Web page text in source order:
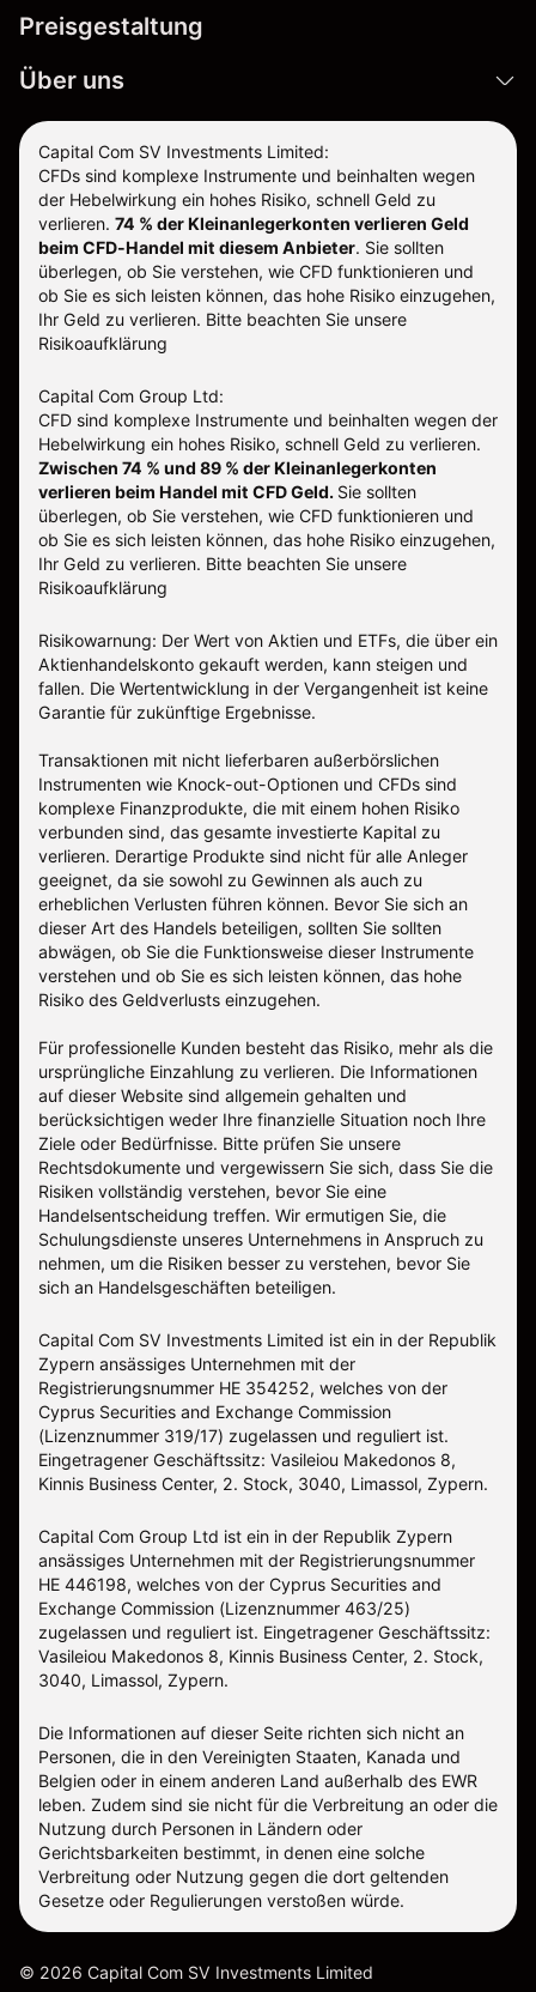
Preisgestaltung
Über uns
Capital Com SV Investments Limited:
CFDs sind komplexe Instrumente und beinhalten wegen
der Hebelwirkung ein hohes Risiko, schnell Geld zu
verlieren. 74 % der Kleinanlegerkonten verlieren Geld
beim CFD-Handel mit diesem Anbieter. Sie sollten
überlegen, ob Sie verstehen, wie CFD funktionieren und
ob Sie es sich leisten können, das hohe Risiko einzugehen,
Ihr Geld zu verlieren. Bitte beachten Sie unsere
Risikoaufklärung
Capital Com Group Ltd:
CFD sind komplexe Instrumente und beinhalten wegen der
Hebelwirkung ein hohes Risiko, schnell Geld zu verlieren.
Zwischen 74 % und 89 % der Kleinanlegerkonten
verlieren beim Handel mit CFD Geld. Sie sollten
überlegen, ob Sie verstehen, wie CFD funktionieren und
ob Sie es sich leisten können, das hohe Risiko einzugehen,
Ihr Geld zu verlieren. Bitte beachten Sie unsere
Risikoaufklärung
Risikowarnung: Der Wert von Aktien und ETFs, die über ein
Aktienhandelskonto gekauft werden, kann steigen und
fallen. Die Wertentwicklung in der Vergangenheit ist keine
Garantie für zukünftige Ergebnisse.
Transaktionen mit nicht lieferbaren außerbörslichen
Instrumenten wie Knock-out-Optionen und CFDs sind
komplexe Finanzprodukte, die mit einem hohen Risiko
verbunden sind, das gesamte investierte Kapital zu
verlieren. Derartige Produkte sind nicht für alle Anleger
geeignet, da sie sowohl zu Gewinnen als auch zu
erheblichen Verlusten führen können. Bevor Sie sich an
dieser Art des Handels beteiligen, sollten Sie sollten
abwägen, ob Sie die Funktionsweise dieser Instrumente
verstehen und ob Sie es sich leisten können, das hohe
Risiko des Geldverlusts einzugehen.
Für professionelle Kunden besteht das Risiko, mehr als die
ursprüngliche Einzahlung zu verlieren. Die Informationen
auf dieser Website sind allgemein gehalten und
berücksichtigen weder Ihre finanzielle Situation noch Ihre
Ziele oder Bedürfnisse. Bitte prüfen Sie unsere
Rechtsdokumente und vergewissern Sie sich, dass Sie die
Risiken vollständig verstehen, bevor Sie eine
Handelsentscheidung treffen. Wir ermutigen Sie, die
Schulungsdienste unseres Unternehmens in Anspruch zu
nehmen, um die Risiken besser zu verstehen, bevor Sie
sich an Handelsgeschäften beteiligen.
Capital Com SV Investments Limited ist ein in der Republik
Zypern ansässiges Unternehmen mit der
Registrierungsnummer HE 354252, welches von der
Cyprus Securities and Exchange Commission
(Lizenznummer 319/17) zugelassen und reguliert ist.
Eingetragener Geschäftssitz: Vasileiou Makedonos 8,
Kinnis Business Center, 2. Stock, 3040, Limassol, Zypern.
Capital Com Group Ltd ist ein in der Republik Zypern
ansässiges Unternehmen mit der Registrierungsnummer
ΗΕ 446198, welches von der Cyprus Securities and
Exchange Commission (Lizenznummer 463/25)
zugelassen und reguliert ist. Eingetragener Geschäftssitz:
Vasileiou Makedonos 8, Kinnis Business Center, 2. Stock,
3040, Limassol, Zypern.
Die Informationen auf dieser Seite richten sich nicht an
Personen, die in den Vereinigten Staaten, Kanada und
Belgien oder in einem anderen Land außerhalb des EWR
leben. Zudem sind sie nicht für die Verbreitung an oder die
Nutzung durch Personen in Ländern oder
Gerichtsbarkeiten bestimmt, in denen eine solche
Verbreitung oder Nutzung gegen die dort geltenden
Gesetze oder Regulierungen verstoßen würde.
© 2026 Capital Com SV Investments Limited